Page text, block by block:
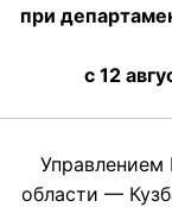
при
с 12
области —